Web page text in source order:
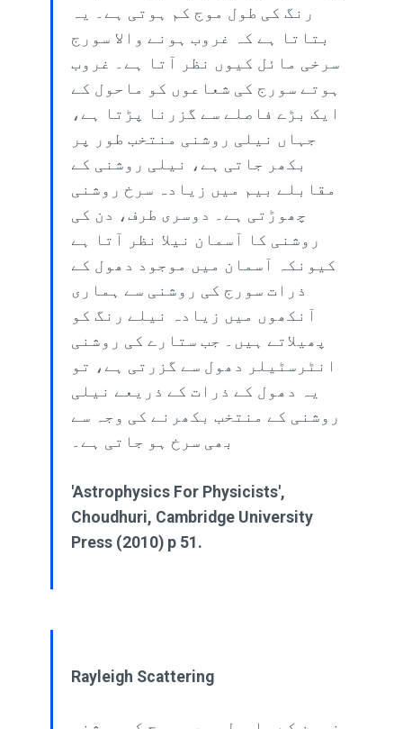
رنگ کی طول موج کم ہوتی ہے۔ یہ
بتاتا ہے کہ غروب ہونے والا سورج
سرخی مائل کیوں نظر آتا ہے۔ غروب
ہوتے سورج کی شعاعوں کو ماحول کے
ایک بڑے فاصلے سے گزرنا پڑتا ہے،
جہاں نیلی روشنی منتخب طور پر
بکھر جاتی ہے، نیلی روشنی کے
مقابلے بیم میں زیادہ سرخ روشنی
چھوڑتی ہے۔ دوسری طرف، دن کی
روشنی کا آسمان نیلا نظر آتا ہے
کیونکہ آسمان میں موجود دھول کے
ذرات سورج کی روشنی سے ہماری
آنکھوں میں زیادہ نیلے رنگ کو
پھیلاتے ہیں۔ جب ستارے کی روشنی
انٹرسٹیلر دھول سے گزرتی ہے، تو
یہ دھول کے ذرات کے ذریعے نیلی
روشنی کے منتخب بکھرنے کی وجہ سے
بھی سرخ ہو جاتی ہے۔
'Astrophysics For Physicists',
Choudhuri, Cambridge University
Press (2010) p 51.
Rayleigh Scattering